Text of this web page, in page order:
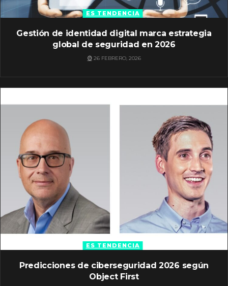
ES TENDENCIA
Gestión de identidad digital marca estrategia
global de seguridad en 2026
26 FEBRERO, 2026
ES TENDENCIA
Predicciones de ciberseguridad 2026 según
Object First